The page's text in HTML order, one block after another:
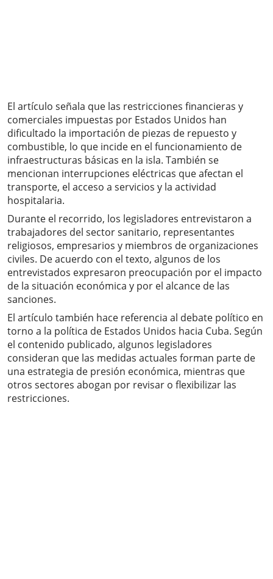
El artículo señala que las restricciones financieras y
comerciales impuestas por Estados Unidos han
dificultado la importación de piezas de repuesto y
combustible, lo que incide en el funcionamiento de
infraestructuras básicas en la isla. También se
mencionan interrupciones eléctricas que afectan el
transporte, el acceso a servicios y la actividad
hospitalaria.
Durante el recorrido, los legisladores entrevistaron a
trabajadores del sector sanitario, representantes
religiosos, empresarios y miembros de organizaciones
civiles. De acuerdo con el texto, algunos de los
entrevistados expresaron preocupación por el impacto
de la situación económica y por el alcance de las
sanciones.
El artículo también hace referencia al debate político en
torno a la política de Estados Unidos hacia Cuba. Según
el contenido publicado, algunos legisladores
consideran que las medidas actuales forman parte de
una estrategia de presión económica, mientras que
otros sectores abogan por revisar o flexibilizar las
restricciones.